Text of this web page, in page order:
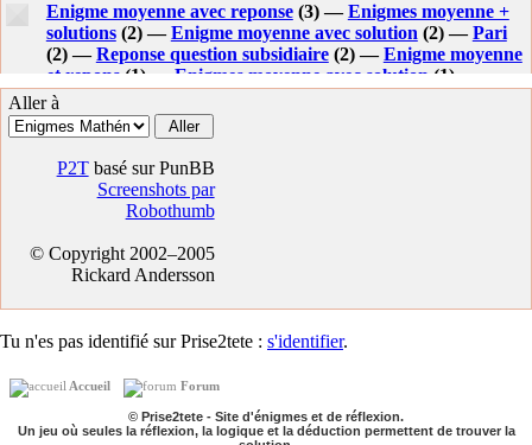
Enigme moyenne avec reponse(3) —Enigmes moyenne +
solutions(2) —Enigme moyenne avec solution (2) —Pari
(2) —Reponse question subsidiaire(2) —Enigme moyenne
et repons(1) — Enigmes moyenne avec solution (1) —
Enigme moyenne et ces solutions
777^333(1) —Cinema
Devinette miyenne avec reponce
avec reponse(1) —Enigme moyenne et reponse
Aller à
P2Tbasé sur PunBB
Screenshots par
Robothumb
© Copyright 2002–2005
Rickard Andersson
Tu n'es pas identifié sur Prise2tete : s'identifier.
Accueil Forum
© Prise2tete - Site d'énigmes et de réflexion.
Un jeu où seules la réflexion, la logique et la déduction permettent de trouver la